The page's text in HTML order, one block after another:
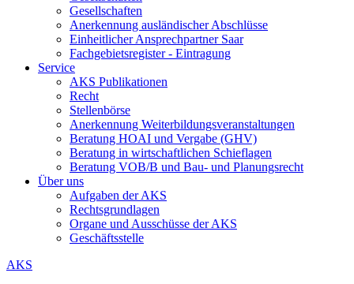
Gesellschaften
Anerkennung ausländischer Abschlüsse
Einheitlicher Ansprechpartner Saar
Fachgebietsregister - Eintragung
Service
AKS Publikationen
Recht
Stellenbörse
Anerkennung Weiterbildungsveranstaltungen
Beratung HOAI und Vergabe (GHV)
Beratung in wirtschaftlichen Schieflagen
Beratung VOB/B und Bau- und Planungsrecht
Über uns
Aufgaben der AKS
Rechtsgrundlagen
Organe und Ausschüsse der AKS
Geschäftsstelle
AKS